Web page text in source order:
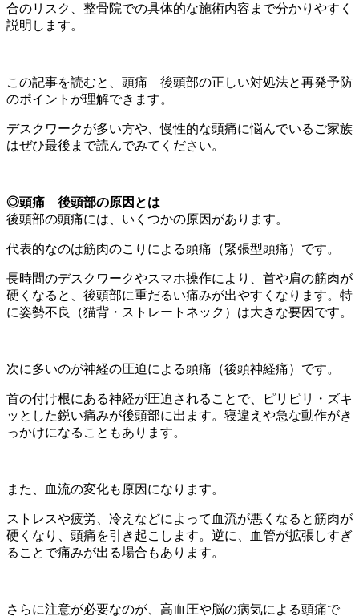
合のリスク、整骨院での具体的な施術内容まで分かりやすく
説明します。
この記事を読むと、頭痛 後頭部の正しい対処法と再発予防
のポイントが理解できます。
デスクワークが多い方や、慢性的な頭痛に悩んでいるご家族
はぜひ最後まで読んでみてください。
◎頭痛 後頭部の原因とは
後頭部の頭痛には、いくつかの原因があります。
代表的なのは筋肉のこりによる頭痛（緊張型頭痛）です。
長時間のデスクワークやスマホ操作により、首や肩の筋肉が
硬くなると、後頭部に重だるい痛みが出やすくなります。特
に姿勢不良（猫背・ストレートネック）は大きな要因です。
次に多いのが神経の圧迫による頭痛（後頭神経痛）です。
首の付け根にある神経が圧迫されることで、ピリピリ・ズキ
ッとした鋭い痛みが後頭部に出ます。寝違えや急な動作がき
っかけになることもあります。
また、血流の変化も原因になります。
ストレスや疲労、冷えなどによって血流が悪くなると筋肉が
硬くなり、頭痛を引き起こします。逆に、血管が拡張しすぎ
ることで痛みが出る場合もあります。
さらに注意が必要なのが、高血圧や脳の病気による頭痛で